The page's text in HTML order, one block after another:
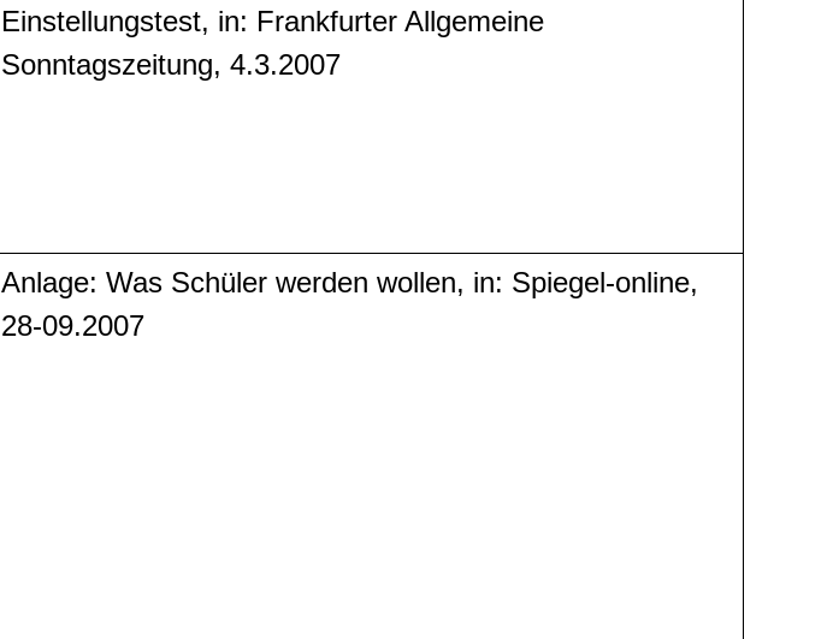
Einstellungstest, in: Frankfurter Allgemeine
Sonntagszeitung, 4.3.2007
Anlage: Was Schüler werden wollen, in: Spiegel-online,
28-09.2007